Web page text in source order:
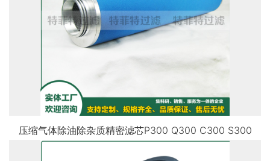
压缩气体除油除杂质精密滤芯P300 Q300 C300 S300